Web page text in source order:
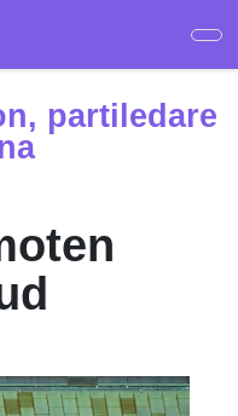
partiledare